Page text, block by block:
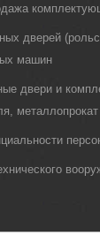
дверей
машин
двери и
металлопрокат